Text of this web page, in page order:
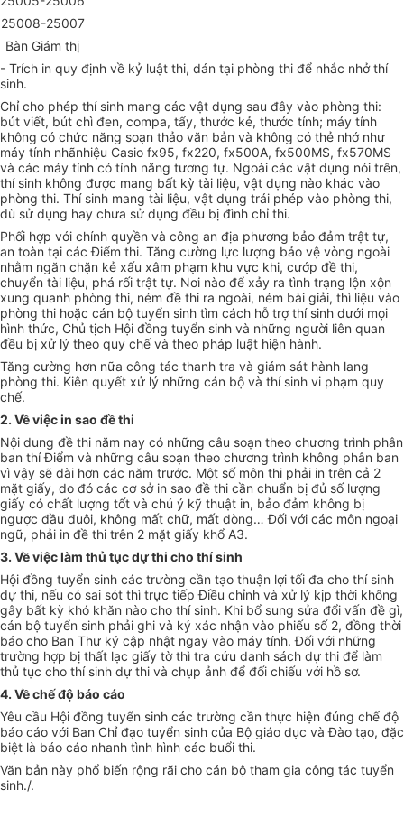
25008-25007
Bàn Giám thị
- Trích in quy định về kỷ luật thi, dán tại phòng thi để nhắc nhở thí
sinh.
Chỉ cho phép thí sinh mang các vật dụng sau đây vào phòng thi:
bút viết, bút chì đen, compa, tẩy, thước kẻ, thước tính; máy tính
không có chức năng soạn thảo văn bản và không có thẻ nhớ như
máy tính nhãnhiệu Casio fx95, fx220, fx500A, fx500MS, fx570MS
và các máy tính có tính năng tương tự. Ngoài các vật dụng nói trên,
thí sinh không được mang bất kỳ tài liệu, vật dụng nào khác vào
phòng thi. Thí sinh mang tài liệu, vật dụng trái phép vào phòng thi,
dù sử dụng hay chưa sử dụng đều bị đình chỉ thi.
Phối hợp với chính quyền và công an địa phương bảo đảm trật tự,
an toàn tại các Điểm thi. Tăng cường lực lượng bảo vệ vòng ngoài
nhằm ngăn chặn kẻ xấu xâm phạm khu vực khi, cướp đề thi,
chuyển tài liệu, phá rối trật tự. Nơi nào để xảy ra tình trạng lộn xộn
xung quanh phòng thi, ném đề thi ra ngoài, ném bài giải, thì liệu vào
phòng thi hoặc cán bộ tuyển sinh tìm cách hỗ trợ thí sinh dưới mọi
hình thức, Chủ tịch Hội đồng tuyển sinh và những người liên quan
đều bị xử lý theo quy chế và theo pháp luật hiện hành.
Tăng cường hơn nữa công tác thanh tra và giám sát hành lang
phòng thi. Kiên quyết xử lý những cán bộ và thí sinh vi phạm quy
chế.
2. Về việc in sao đề thi
Nội dung đề thi năm nay có những câu soạn theo chương trình phân
ban thí Điểm và những câu soạn theo chương trình không phân ban
vì vậy sẽ dài hơn các năm trước. Một số môn thi phải in trên cả 2
mặt giấy, do đó các cơ sở in sao đề thi cần chuẩn bị đủ số lượng
giấy có chất lượng tốt và chú ý kỹ thuật in, bảo đảm không bị
ngược đầu đuôi, không mất chữ, mất dòng… Đối với các môn ngoại
ngữ, phải in đề thi trên 2 mặt giấy khổ A3.
3. Về việc làm thủ tục dự thi cho thí sinh
Hội đồng tuyển sinh các trường cần tạo thuận lợi tối đa cho thí sinh
dự thi, nếu có sai sót thì trực tiếp Điều chỉnh và xử lý kịp thời không
gây bất kỳ khó khăn nào cho thí sinh. Khi bổ sung sửa đổi vấn đề gì,
cán bộ tuyển sinh phải ghi và ký xác nhận vào phiếu số 2, đồng thời
báo cho Ban Thư ký cập nhật ngay vào máy tính. Đối với những
trường hợp bị thất lạc giấy tờ thì tra cứu danh sách dự thi để làm
thủ tục cho thí sinh dự thi và chụp ảnh để đối chiếu với hồ sơ.
4. Về chế độ báo cáo
Yêu cầu Hội đồng tuyển sinh các trường cần thực hiện đúng chế độ
báo cáo với Ban Chỉ đạo tuyển sinh của Bộ giáo dục và Đào tạo, đặc
biệt là báo cáo nhanh tình hình các buổi thi.
Văn bản này phổ biến rộng rãi cho cán bộ tham gia công tác tuyển
sinh./.